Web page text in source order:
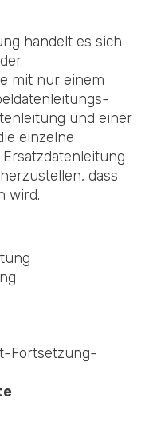
handelt es sich
mit nur einem
und einer
einzelne
dass
wird.